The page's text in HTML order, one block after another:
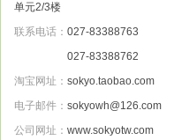
单元2/3楼
联系电话： 027-83388763
027-83388762
淘宝网址： sokyo.taobao.com
电子邮件： sokyowh@126.com
公司网址： www.sokyotw.com